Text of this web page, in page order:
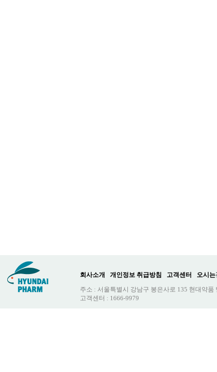
회사소개 개인정보 취급방침 고객센터
오시는
주소 : 서울특별시 강남구 봉은사로 135 현대약품
고객센터 : 1666-9979